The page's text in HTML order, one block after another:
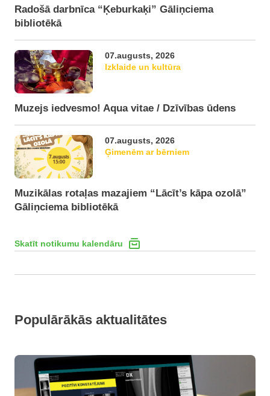
Radošā darbnīca “Ķeburkaķi” Gāliņciema
bibliotēkā
07.augusts, 2026
Izklaide un kultūra
Muzejs iedvesmo! Aqua vitae / Dzīvības ūdens
07.augusts, 2026
Ģimenēm ar bērniem
Muzikālas rotaļas mazajiem “Lācīt’s kāpa ozolā”
Gāliņciema bibliotēkā
Skatīt notikumu kalendāru
Populārākās aktualitātes